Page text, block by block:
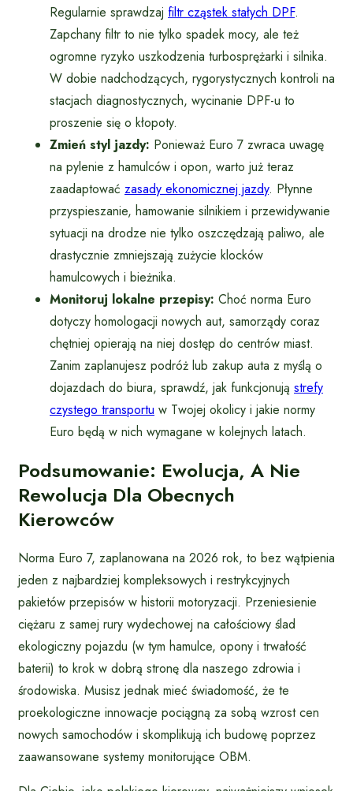
Regularnie sprawdzaj filtr cząstek stałych DPF.
Zapchany filtr to nie tylko spadek mocy, ale też
ogromne ryzyko uszkodzenia turbosprężarki i silnika.
W dobie nadchodzących, rygorystycznych kontroli na
stacjach diagnostycznych, wycinanie DPF-u to
proszenie się o kłopoty.
Zmień styl jazdy: Ponieważ Euro 7 zwraca uwagę
na pylenie z hamulców i opon, warto już teraz
zaadaptować zasady ekonomicznej jazdy. Płynne
przyspieszanie, hamowanie silnikiem i przewidywanie
sytuacji na drodze nie tylko oszczędzają paliwo, ale
drastycznie zmniejszają zużycie klocków
hamulcowych i bieżnika.
Monitoruj lokalne przepisy: Choć norma Euro
dotyczy homologacji nowych aut, samorządy coraz
chętniej opierają na niej dostęp do centrów miast.
Zanim zaplanujesz podróż lub zakup auta z myślą o
dojazdach do biura, sprawdź, jak funkcjonują strefy
czystego transportu w Twojej okolicy i jakie normy
Euro będą w nich wymagane w kolejnych latach.
Podsumowanie: Ewolucja, A Nie
Rewolucja Dla Obecnych
Kierowców
Norma Euro 7, zaplanowana na 2026 rok, to bez wątpienia
jeden z najbardziej kompleksowych i restrykcyjnych
pakietów przepisów w historii motoryzacji. Przeniesienie
ciężaru z samej rury wydechowej na całościowy ślad
ekologiczny pojazdu (w tym hamulce, opony i trwałość
baterii) to krok w dobrą stronę dla naszego zdrowia i
środowiska. Musisz jednak mieć świadomość, że te
proekologiczne innowacje pociągną za sobą wzrost cen
nowych samochodów i skomplikują ich budowę poprzez
zaawansowane systemy monitorujące OBM.